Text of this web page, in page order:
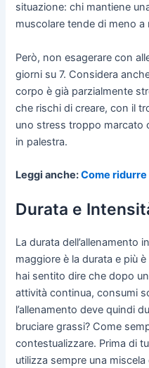
situazione: chi mantiene
muscolare tende di meno
Però, non esagerare con
giorni su 7. Considera
corpo è già parzialmente
che rischi di creare, con il
uno stress troppo marcato
in palestra.
Leggi anche:Come
Durata e
La durata dell’allenamento
maggiore è la durata e più
hai sentito dire che dopo
attività continua, consumi
l’allenamento deve quindi
bruciare grassi? Come
contestualizzare. Prima di
utilizza sempre una